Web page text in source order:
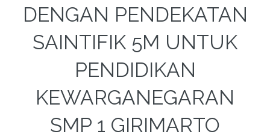
DENGAN PENDEKATAN
SAINTIFIK 5M UNTUK
PENDIDIKAN
KEWARGANEGARAN
SMP 1 GIRIMARTO